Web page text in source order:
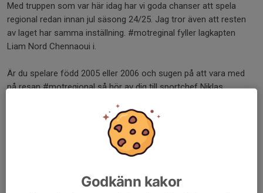
Med truppen som var här idag har vi goda chanser att spela
regional redan innan jul säsong 24/25. Jag tror även att resten
av laget har samma inställning. #motreginal fyller lagkapten
Liam Nord Chennaoui i.
Är du spelare född 2005 eller 2006 och sugen på att vara med
på resan #motregional så hör av dig till sportchef Niklas
niklas.persson@tumbahockey.se
Godkänn kakor